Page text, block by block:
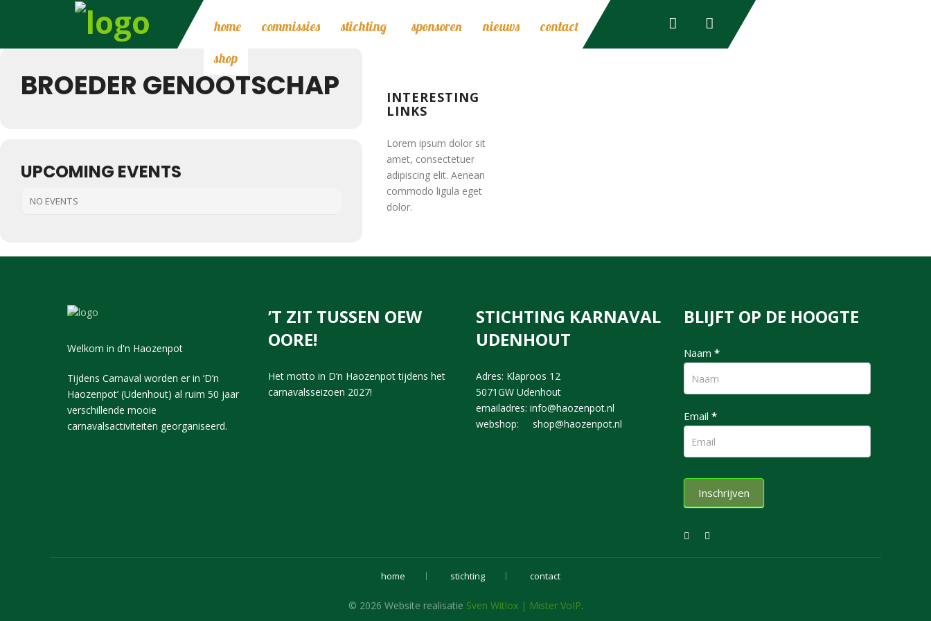
home commissies stichting sponsoren nieuws
contact
shop
Events by this organizer
BROEDER GENOOTSCHAP
UPCOMING EVENTS
NO EVENTS
INTERESTING
LINKS
Lorem ipsum dolor sit
amet, consectetuer
adipiscing elit. Aenean
commodo ligula eget
dolor.
Welkom in d'n Haozenpot
Tijdens Carnaval worden er in ‘D’n
Haozenpot’ (Udenhout) al ruim 50 jaar
verschillende mooie
carnavalsactiviteiten georganiseerd.
’T ZIT TUSSEN OEW
OORE!
Het motto in D’n Haozenpot tijdens het
carnavalsseizoen 2027!
STICHTING KARNAVAL
UDENHOUT
Adres: Klaproos 12
5071GW Udenhout
emailadres: info@haozenpot.nl
webshop: shop@haozenpot.nl
BLIJFT OP DE HOOGTE
nieuwsbrief
Naam *
Email *
Inschrijven
home stichting contact
© 2026 Website realisatie Sven Witlox | Mister VoIP.